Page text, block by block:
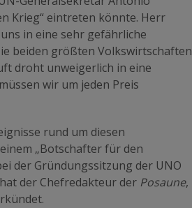
Krieg“ eintreten könnte. Herr
in eine sehr gefährliche
beiden größten Volkswirtschaften
droht unweigerlich in eine
wir um jeden Preis
rund um diesen
„Botschafter für den
der Gründungssitzung der UNO
der Chefredakteur der Posaune,